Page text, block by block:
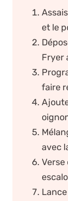
et le
Fryer
faire
avec
Verse